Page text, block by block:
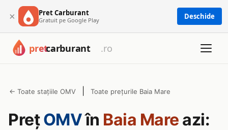
× Pret Carburant
Gratuit pe Google Play Deschide
← Toate stațiile OMV Toate prețurile Baia Mare
PrețOMVîn Baia Mare azi: